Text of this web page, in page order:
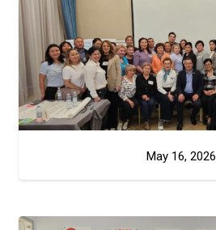
May 16, 2026